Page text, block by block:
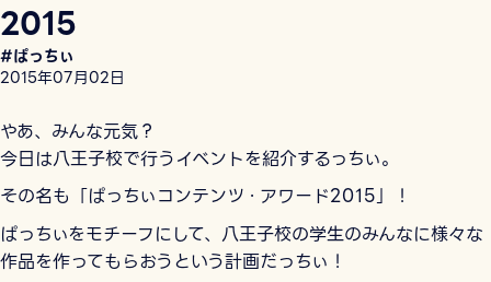
2015
#ぱっちぃ
2015年07月02日
やあ、みんな元気？
今日は八王子校で行うイベントを紹介するっちぃ。
その名も「ぱっちぃコンテンツ・アワード2015」！
ぱっちぃをモチーフにして、八王子校の学生のみんなに様々な
作品を作ってもらおうという計画だっちぃ！